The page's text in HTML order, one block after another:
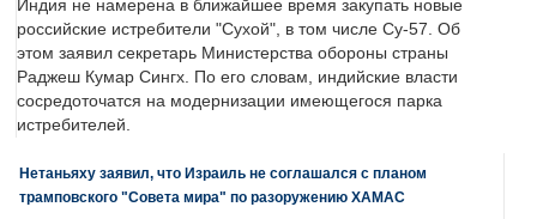
Индия не намерена в ближайшее время закупать новые
российские истребители "Сухой", в том числе Су-57. Об
этом заявил секретарь Министерства обороны страны
Раджеш Кумар Сингх. По его словам, индийские власти
сосредоточатся на модернизации имеющегося парка
истребителей.
Нетаньяху заявил, что Израиль не соглашался с планом
трамповского "Совета мира" по разоружению ХАМАС